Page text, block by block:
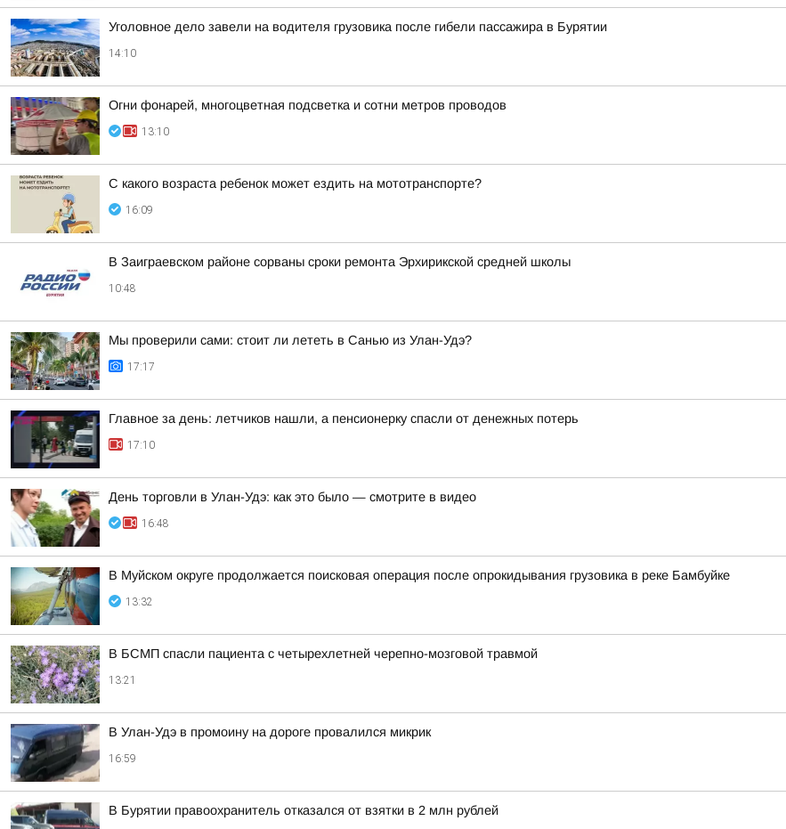
Уголовное дело завели на водителя грузовика после гибели пассажира в Бурятии
14:10
Огни фонарей, многоцветная подсветка и сотни метров проводов
13:10
С какого возраста ребенок может ездить на мототранспорте?
16:09
В Заиграевском районе сорваны сроки ремонта Эрхирикской средней школы
10:48
Мы проверили сами: стоит ли лететь в Санью из Улан-Удэ?
17:17
Главное за день: летчиков нашли, а пенсионерку спасли от денежных потерь
17:10
День торговли в Улан-Удэ: как это было — смотрите в видео
16:48
В Муйском округе продолжается поисковая операция после опрокидывания грузовика в реке Бамбуйке
13:32
В БСМП спасли пациента с четырехлетней черепно-мозговой травмой
13:21
В Улан-Удэ в промоину на дороге провалился микрик
16:59
В Бурятии правоохранитель отказался от взятки в 2 млн рублей